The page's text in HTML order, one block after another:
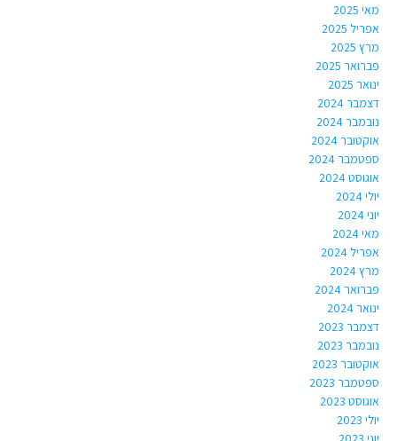
מאי 2025
אפריל 2025
מרץ 2025
פברואר 2025
ינואר 2025
דצמבר 2024
נובמבר 2024
אוקטובר 2024
ספטמבר 2024
אוגוסט 2024
יולי 2024
יוני 2024
מאי 2024
אפריל 2024
מרץ 2024
פברואר 2024
ינואר 2024
דצמבר 2023
נובמבר 2023
אוקטובר 2023
ספטמבר 2023
אוגוסט 2023
יולי 2023